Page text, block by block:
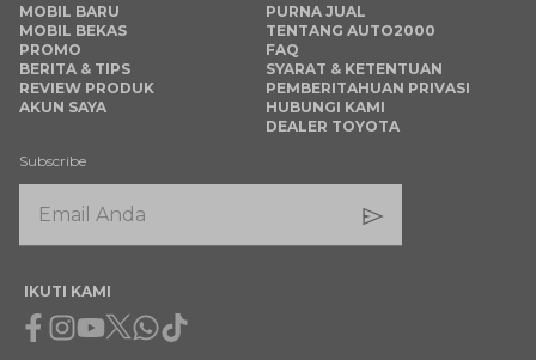
MOBIL BARU
MOBIL BEKAS
PROMO
BERITA & TIPS
REVIEW PRODUK
AKUN SAYA
PURNA JUAL
TENTANG AUTO2000
FAQ
SYARAT & KETENTUAN
PEMBERITAHUAN PRIVASI
HUBUNGI KAMI
DEALER TOYOTA
Subscribe
IKUTI KAMI
Facebook
Instagram
Youtube
X Whatsapp
Tiktok